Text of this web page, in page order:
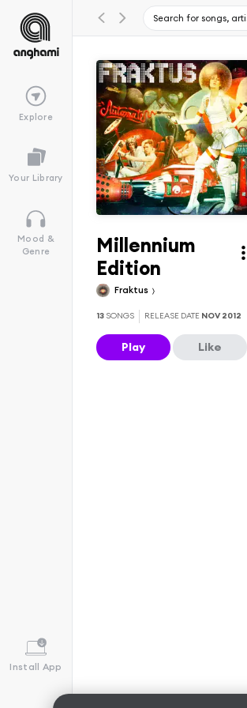
Explore
Your Library
Mood &
Genre
Install App
Millennium
Edition
Fraktus
13 SONGS RELEASE DATE NOV 2012
Play Like